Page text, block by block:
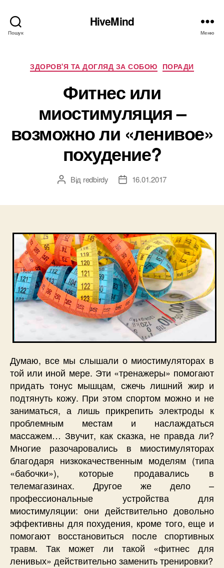
Пошук
HiveMind
Меню
Категорії
ЗДОРОВ'Я ТА ДОГЛЯД ЗА СОБОЮ ПОРАДИ
Фитнес или
миостимуляция –
возможно ли «ленивое»
похудение?
Автор
Від redbirdy
Дата16.01.2017
Думаю, все мы слышали о миостимуляторах в
той или иной мере. Эти «тренажеры» помогают
придать тонус мышцам, сжечь лишний жир и
подтянуть кожу. При этом спортом можно и не
заниматься, а лишь прикрепить электроды к
проблемным местам и наслаждаться
массажем… Звучит, как сказка, не правда ли?
Многие разочаровались в миостимуляторах
благодаря низкокачественным моделям (типа
«бабочки»), которые продавались в
телемагазинах. Другое же дело –
профессиональные устройства для
миостимуляции: они действительно довольно
эффективны для похудения, кроме того, еще и
помогают восстановиться после спортивных
травм. Так может ли такой «фитнес для
ленивых» действительно заменить тренировки?